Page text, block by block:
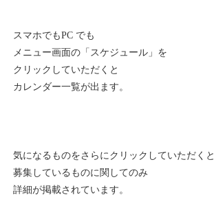
スマホでもPC でも
メニュー画面の「スケジュール」を
クリックしていただくと
カレンダー一覧が出ます。
気になるものをさらにクリックしていただくと
募集しているものに関してのみ
詳細が掲載されています。